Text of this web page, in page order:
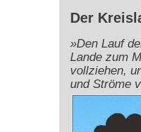
Der
»Den Lauf
Lande zum
vollziehen,
und Ströme